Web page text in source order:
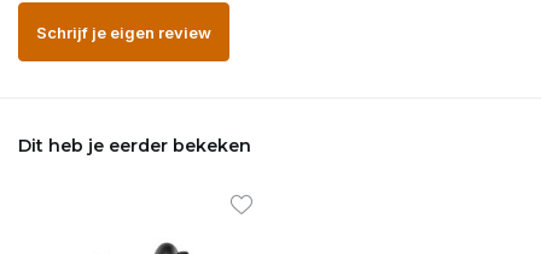
Schrijf je eigen review
Dit heb je eerder bekeken